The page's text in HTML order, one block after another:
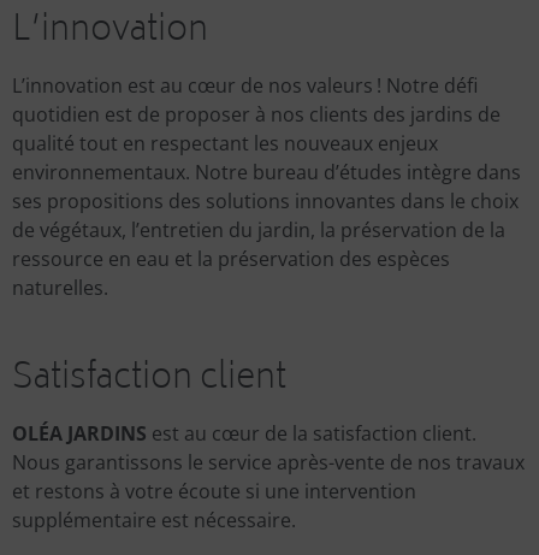
L’innovation
L’innovation est au cœur de nos valeurs ! Notre défi
quotidien est de proposer à nos clients des jardins de
qualité tout en respectant les nouveaux enjeux
environnementaux. Notre bureau d’études intègre dans
ses propositions des solutions innovantes dans le choix
de végétaux, l’entretien du jardin, la préservation de la
ressource en eau et la préservation des espèces
naturelles.
Satisfaction client
OLÉA JARDINS est au cœur de la satisfaction client.
Nous garantissons le service après-vente de nos travaux
et restons à votre écoute si une intervention
supplémentaire est nécessaire.